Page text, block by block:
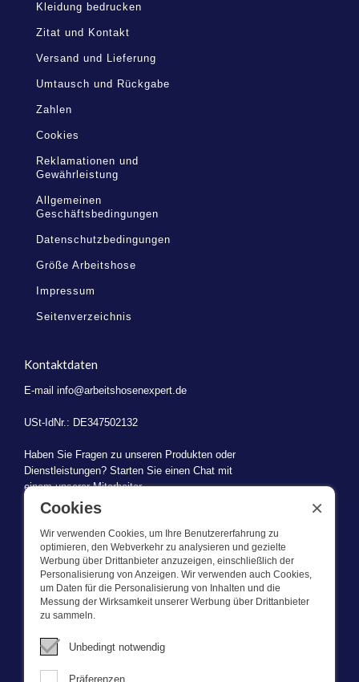
Kleidung bedrucken
Zitat und Kontakt
Versand und Lieferung
Umtausch und Rückgabe
Zahlen
Cookies
Reklamationen und
Gewährleistung
Allgemeinen
Geschäftsbedingungen
Datenschutzbedingungen
Größe Arbeitshose
Impressum
Seitenverzeichnis
Kontaktdaten
E-mail info@arbeitshosenexpert.de
USt-IdNr.: DE347502132
Haben Sie Fragen zu unseren Produkten oder
Dienstleistungen? Starten Sie einen Chat mit
einem unserer Mitarbeiter.
WAS WIR TUN
Dieser Webshop ist Teil von BEVAZET BV. Bevazet beliefert seit
1983 große und kleinere Unternehmen mit Berufsbekleidung. Wir
haben einen eigenen Laden/Ausstellungsraum in Brandwijk. Wir
bieten unseren Kunden hochwertige und starke
Unternehmenskleidung zu einem wettbewerbsfähigen Preis. UnseR
Cookies
Wir verwenden Cookies, um Ihre Benutzererfahrung zu
optimieren, den Webverkehr zu analysieren und gezielte
Werbung über Drittanbieter anzuzeigen, einschließlich der
Personalisierung von Anzeigen. Wir verwenden auch Cookies,
um Daten für die Personalisierung von Inhalten und die
Messung der Wirksamkeit unserer Werbung über Drittanbieter
zu sammeln.
Unbedingt notwendig
Präferenzen
×